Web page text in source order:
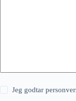
Jeg godtar